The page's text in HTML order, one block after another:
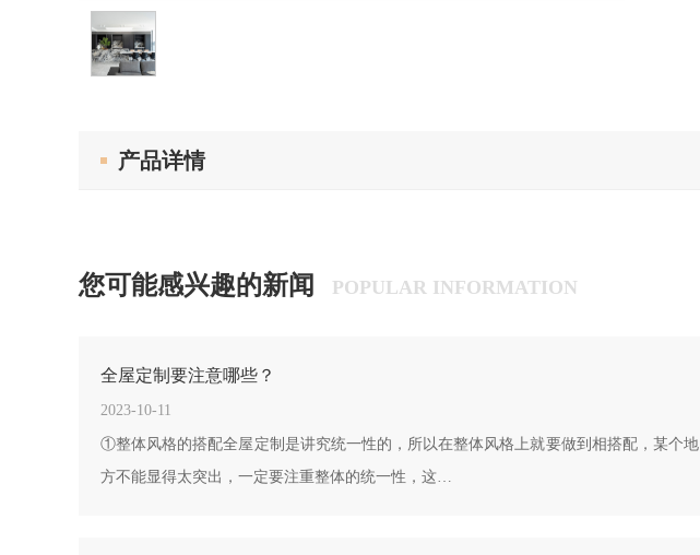
产品详情
您可能感兴趣的新闻 POPULAR INFORMATION
全屋定制要注意哪些？
2023-10-11
①整体风格的搭配全屋定制是讲究统一性的，所以在整体风格上就要做到相搭配，某个地
方不能显得太突出，一定要注重整体的统一性，这…